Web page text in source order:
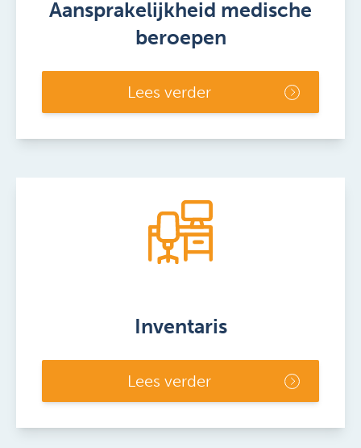
Aansprakelijkheid medische
beroepen
Lees verder
Inventaris
Lees verder